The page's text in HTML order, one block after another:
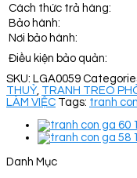
Cách thức trả hàng:
Bảo hành:
Nơi bảo hành:
Điều kiện bảo quản:
SKU: LGA0059
THUỶ TRANH TREO
LÀM VIỆC Tags: tranh
Danh Mục